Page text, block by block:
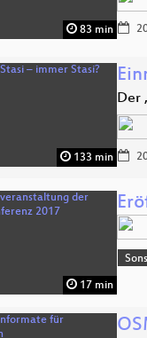
83 min
133 min
Der
17 min